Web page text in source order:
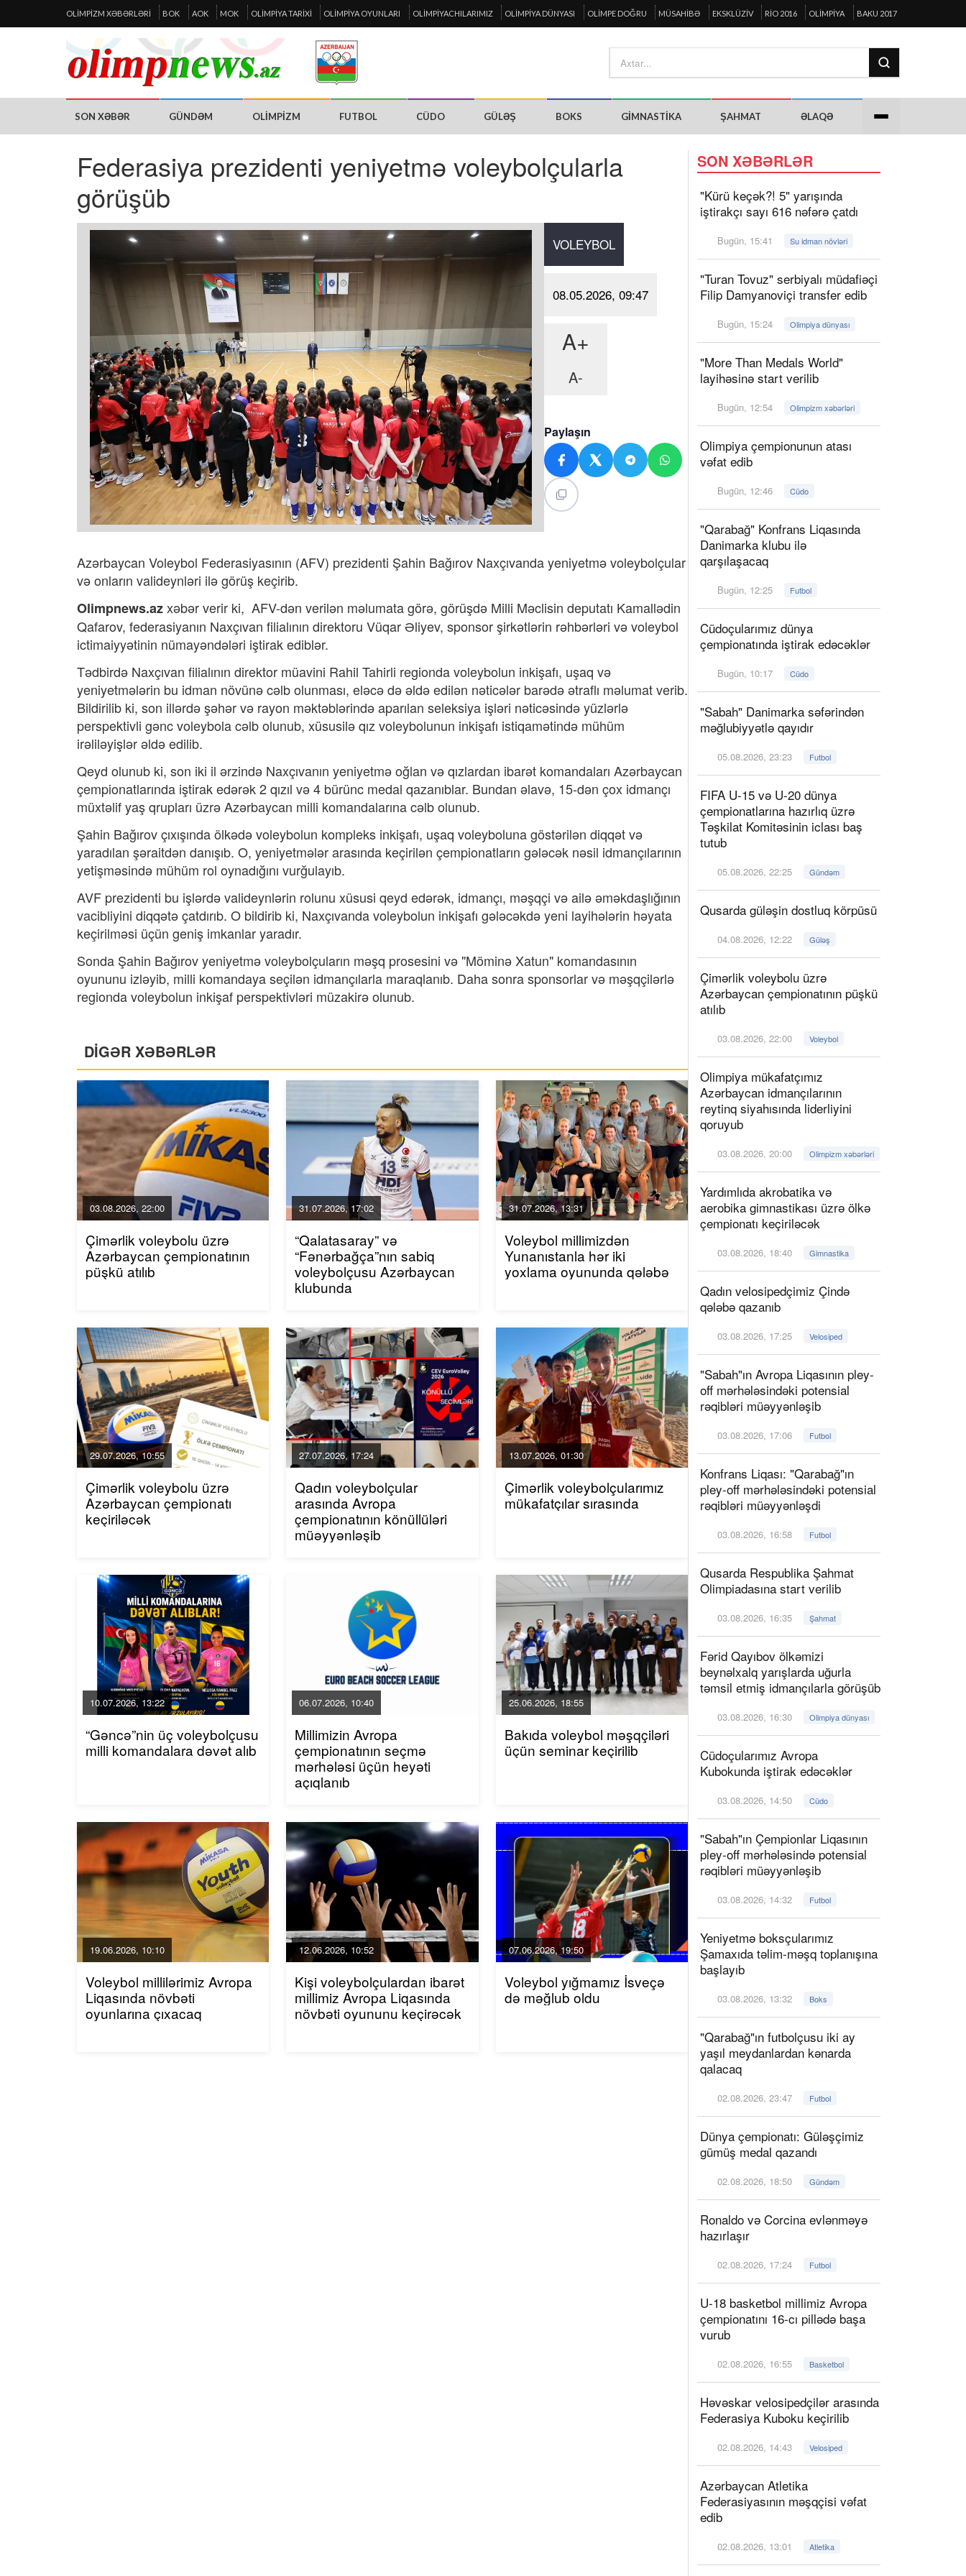
OLIMPIZM XƏBƏRLƏRI BOK AOK MOK OLIMPIYA TARIXI OLIMPIYA OYUNLARI OLIMPIYACHILARIMIZ OLIMPIYA DÜNYASI OLIMPE DOĞRU MÜSAHIBƏ EKSKLÜZIV RIO 2016 OLIMPIYA BAKU 2017
SON XƏBƏR GÜNDƏM OLIMPIZM FUTBOL CÜDO GÜLƏŞ BOKS GIMNASTIKA ŞAHMAT ƏLAQƏ
Federasiya prezidenti yeniyetmə voleybolçularla
görüşüb
VOLEYBOL
08.05.2026, 09:47
A+
A-
Paylaşın
Azərbaycan Voleybol Federasiyasının (AFV) prezidenti Şahin Bağırov Naxçıvanda yeniyetmə voleybolçular
və onların valideynləri ilə görüş keçirib.
Olimpnews.azxəbər verir ki, AFV-dən verilən məlumata görə, görüşdə Milli Məclisin deputatı Kamallədin
Qafarov, federasiyanın Naxçıvan filialının direktoru Vüqar Əliyev, sponsor şirkətlərin rəhbərləri və voleybol
ictimaiyyətinin nümayəndələri iştirak ediblər.
Tədbirdə Naxçıvan filialının direktor müavini Rahil Tahirli regionda voleybolun inkişafı, uşaq və
yeniyetmələrin bu idman növünə cəlb olunması, eləcə də əldə edilən nəticələr barədə ətraflı məlumat verib.
Bildirilib ki, son illərdə şəhər və rayon məktəblərində aparılan seleksiya işləri nəticəsində yüzlərlə
perspektivli gənc voleybola cəlb olunub, xüsusilə qız voleybolunun inkişafı istiqamətində mühüm
irəliləyişlər əldə edilib.
Qeyd olunub ki, son iki il ərzində Naxçıvanın yeniyetmə oğlan və qızlardan ibarət komandaları Azərbaycan
çempionatlarında iştirak edərək 2 qızıl və 4 bürünc medal qazanıblar. Bundan əlavə, 15-dən çox idmançı
müxtəlif yaş qrupları üzrə Azərbaycan milli komandalarına cəlb olunub.
Şahin Bağırov çıxışında ölkədə voleybolun kompleks inkişafı, uşaq voleyboluna göstərilən diqqət və
yaradılan şəraitdən danışıb. O, yeniyetmələr arasında keçirilən çempionatların gələcək nəsil idmançılarının
yetişməsində mühüm rol oynadığını vurğulayıb.
AVF prezidenti bu işlərdə valideynlərin rolunu xüsusi qeyd edərək, idmançı, məşqçi və ailə əməkdaşlığının
vacibliyini diqqətə çatdırıb. O bildirib ki, Naxçıvanda voleybolun inkişafı gələcəkdə yeni layihələrin həyata
keçirilməsi üçün geniş imkanlar yaradır.
Sonda Şahin Bağırov yeniyetmə voleybolçuların məşq prosesini və "Möminə Xatun" komandasının
oyununu izləyib, milli komandaya seçilən idmançılarla maraqlanıb. Daha sonra sponsorlar və məşqçilərlə
regionda voleybolun inkişaf perspektivləri müzakirə olunub.
DİGƏR XƏBƏRLƏR
03.08.2026, 22:00
Çimərlik voleybolu üzrə
Azərbaycan çempionatının
püşkü atılıb
31.07.2026, 17:02
“Qalatasaray” və
“Fənərbağça”nın sabiq
voleybolçusu Azərbaycan
klubunda
31.07.2026, 13:31
Voleybol millimizdən
Yunanıstanla hər iki
yoxlama oyununda qələbə
29.07.2026, 10:55
Çimərlik voleybolu üzrə
Azərbaycan çempionatı
keçiriləcək
27.07.2026, 17:24
Qadın voleybolçular
arasında Avropa
çempionatının könüllüləri
müəyyənləşib
13.07.2026, 01:30
Çimərlik voleybolçularımız
mükafatçılar sırasında
10.07.2026, 13:22
“Gəncə”nin üç voleybolçusu
milli komandalara dəvət alıb
06.07.2026, 10:40
Millimizin Avropa
çempionatının seçmə
mərhələsi üçün heyəti
açıqlanıb
25.06.2026, 18:55
Bakıda voleybol məşqçiləri
üçün seminar keçirilib
19.06.2026, 10:10
Voleybol millilərimiz Avropa
Liqasında növbəti
oyunlarına çıxacaq
12.06.2026, 10:52
Kişi voleybolçulardan ibarət
millimiz Avropa Liqasında
növbəti oyununu keçirəcək
07.06.2026, 19:50
Voleybol yığmamız İsveçə
də məğlub oldu
SON XƏBƏRLƏR
"Kürü keçək?! 5" yarışında
iştirakçı sayı 616 nəfərə çatdı
Bugün, 15:41 Su idman növləri
"Turan Tovuz" serbiyalı müdafiəçi
Filip Damyanoviçi transfer edib
Bugün, 15:24 Olimpiya dünyası
"More Than Medals World"
layihəsinə start verilib
Bugün, 12:54 Olimpizm xəbərləri
Olimpiya çempionunun atası
vəfat edib
Bugün, 12:46 Cüdo
"Qarabağ" Konfrans Liqasında
Danimarka klubu ilə
qarşılaşacaq
Bugün, 12:25 Futbol
Cüdoçularımız dünya
çempionatında iştirak edəcəklər
Bugün, 10:17 Cüdo
"Sabah" Danimarka səfərindən
məğlubiyyətlə qayıdır
05.08.2026, 23:23 Futbol
FIFA U-15 və U-20 dünya
çempionatlarına hazırlıq üzrə
Təşkilat Komitəsinin iclası baş
tutub
05.08.2026, 22:25 Gündəm
Qusarda güləşin dostluq körpüsü
04.08.2026, 12:22 Güləş
Çimərlik voleybolu üzrə
Azərbaycan çempionatının püşkü
atılıb
03.08.2026, 22:00 Voleybol
Olimpiya mükafatçımız
Azərbaycan idmançılarının
reytinq siyahısında liderliyini
qoruyub
03.08.2026, 20:00 Olimpizm xəbərləri
Yardımlıda akrobatika və
aerobika gimnastikası üzrə ölkə
çempionatı keçiriləcək
03.08.2026, 18:40 Gimnastika
Qadın velosipedçimiz Çində
qələbə qazanıb
03.08.2026, 17:25 Velosiped
"Sabah"ın Avropa Liqasının pley-
off mərhələsindəki potensial
rəqibləri müəyyənləşib
03.08.2026, 17:06 Futbol
Konfrans Liqası: "Qarabağ"ın
pley-off mərhələsindəki potensial
rəqibləri müəyyənləşdi
03.08.2026, 16:58 Futbol
Qusarda Respublika Şahmat
Olimpiadasına start verilib
03.08.2026, 16:35 Şahmat
Fərid Qayıbov ölkəmizi
beynəlxalq yarışlarda uğurla
təmsil etmiş idmançılarla görüşüb
03.08.2026, 16:30 Olimpiya dünyası
Cüdoçularımız Avropa
Kubokunda iştirak edəcəklər
03.08.2026, 14:50 Cüdo
"Sabah"ın Çempionlar Liqasının
pley-off mərhələsində potensial
rəqibləri müəyyənləşib
03.08.2026, 14:32 Futbol
Yeniyetmə boksçularımız
Şamaxıda təlim-məşq toplanışına
başlayıb
03.08.2026, 13:32 Boks
"Qarabağ"ın futbolçusu iki ay
yaşıl meydanlardan kənarda
qalacaq
02.08.2026, 23:47 Futbol
Dünya çempionatı: Güləşçimiz
gümüş medal qazandı
02.08.2026, 18:50 Gündəm
Ronaldo və Corcina evlənməyə
hazırlaşır
02.08.2026, 17:24 Futbol
U-18 basketbol millimiz Avropa
çempionatını 16-cı pillədə başa
vurub
02.08.2026, 16:55 Basketbol
Həvəskar velosipedçilər arasında
Federasiya Kuboku keçirilib
02.08.2026, 14:43 Velosiped
Azərbaycan Atletika
Federasiyasının məşqçisi vəfat
edib
02.08.2026, 13:01 Atletika